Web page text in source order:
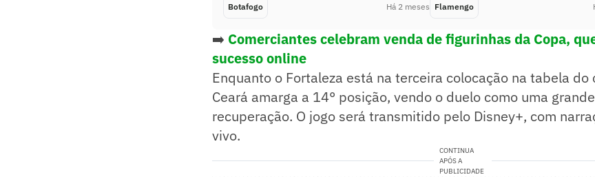
Botafogo Há 2 meses Flamengo
➡️ Comerciantes celebram venda de figurinhas da Copa,
sucesso online
Enquanto o Fortaleza está na terceira colocação na tabela do
Ceará amarga a 14° posição, vendo o duelo como uma
recuperação. O jogo será transmitido pelo Disney+, com
vivo.
CONTINUA
APÓS A
PUBLICIDADE